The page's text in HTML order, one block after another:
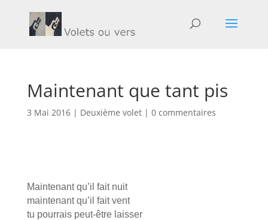
Maintenant que tant pis
3 Mai 2016| Deuxième volet| 0 commentaires
Maintenant qu’il fait nuit
maintenant qu’il fait vent
tu pourrais peut-être laisser